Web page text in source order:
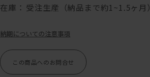
在庫： 受注生産（納品まで約1~1.5ヶ月）
納期についての注意事項
この商品へのお問合せ